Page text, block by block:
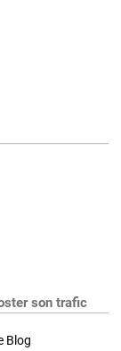
son trafic
Blog